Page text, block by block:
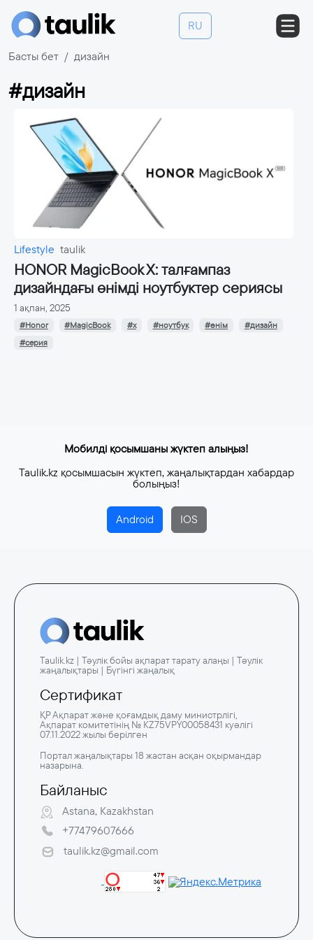
RU
Басты бет дизайн
#дизайн
Lifestyle taulik
HONOR MagicBook X: талғампаз
дизайндағы өнімді ноутбуктер сериясы
1 ақпан, 2025
#Honor #MagicBook #x #ноутбук #өнім
#дизайн
#серия
Мобилді қосымшаны жүктеп алыңыз!
Taulik.kz қосымшасын жүктеп, жаңалықтардан хабардар
болыңыз!
Android IOS
Taulik.kz | Тәулік бойы ақпарат тарату алаңы | Тәулік
жаңалықтары | Бүгінгі жаңалық
Сертификат
ҚР Ақпарат және қоғамдық даму министрлігі,
Ақпарат комитетінің № KZ75VPY00058431 куәлігі
07.11.2022 жылы берілген
Портал жаңалықтары 18 жастан асқан оқырмандар
назарына.
Байланыс
Astana, Kazakhstan
+77479607666
taulik.kz@gmail.com